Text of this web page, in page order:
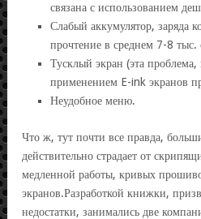
связана с использованием
Слабый аккумулятор, заряда
прочтение в среднем 7-8 тыс.
Тусклый экран (эта
применением E-ink экранов
Неудобное меню.
Что ж, тут почти все правда,
действительно страдает от
медленной работы, кривых
экранов.Разработкой книжки,
недостатки, занимались две